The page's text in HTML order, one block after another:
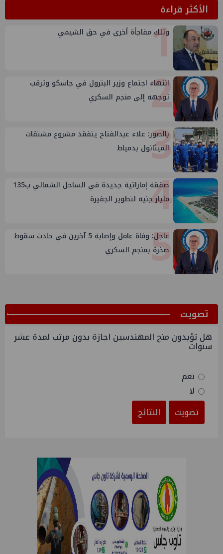
الأكثر قراءة1
وتلك مفاجأة أخرى في حق الشيمي
2
انتهاء اجتماع وزير البترول في جاسكو وترقب
توجهه إلى منجم السكري
3
بالصور: علاء عبدالفتاح يتفقد مشروع مشتقات
الميثانول بدمياط
4
صفقة إماراتية جديدة في الساحل الشمالي ب135
مليار جنيه لتطوير الجفيرة
5
عاجل: وفاة عامل وإصابة 5 آخرين في حادث سقوط
صخرة بمنجم السكري
ﺗﺼﻮﻳﺖ
هل تؤيدون منح المهندسين اجازة بدون مرتب لمدة عشر
سنوات
نعم
لا
تصويت
النتائج